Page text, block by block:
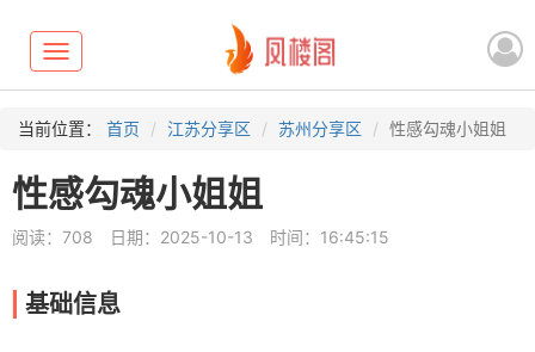
Toggle
navigation
当前位置： 首页 江苏分享区 苏州分享区 性感勾魂小姐姐
性感勾魂小姐姐
阅读：708 日期：2025-10-13 时间：16:45:15
基础信息